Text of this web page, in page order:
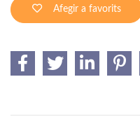
Afegir a favorits